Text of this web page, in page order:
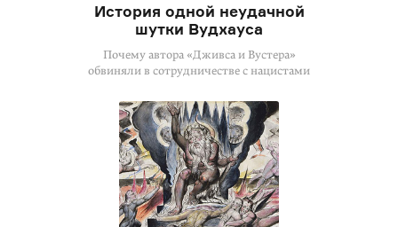
История одной неудачной
шутки Вудхауса
Почему автора «Дживса и Вустера»
обвиняли в сотрудничестве с нацистами